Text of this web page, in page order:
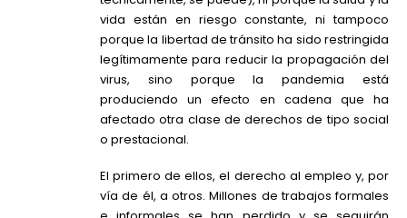
vida están en riesgo constante, ni tampoco
porque la libertad de tránsito ha sido restringida
legítimamente para reducir la propagación del
virus, sino porque la pandemia está
produciendo un efecto en cadena que ha
afectado otra clase de derechos de tipo social
o prestacional.
El primero de ellos, el derecho al empleo y, por
vía de él, a otros. Millones de trabajos formales